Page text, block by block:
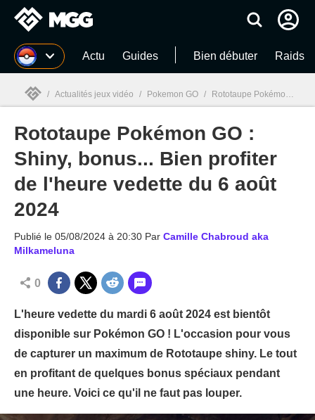
MGG Actu Guides Bien débuter Raids
MGG
/ Actualités jeux vidéo / Pokemon GO / Rototaupe Pokémon GO : Shiny, bonus... Bien profiter de l'heure vedette du 6 août 2024
Rototaupe Pokémon GO :
Shiny, bonus... Bien profiter
de l'heure vedette du 6 août
2024
Publié le 05/08/2024 à 20:30 Par Camille Chabroud aka
Milkameluna
0
L'heure vedette du mardi 6 août 2024 est bientôt
disponible sur Pokémon GO ! L'occasion pour vous
de capturer un maximum de Rototaupe shiny. Le tout
en profitant de quelques bonus spéciaux pendant
une heure. Voici ce qu'il ne faut pas louper.